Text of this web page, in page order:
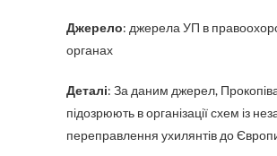
Джерело: джерела УП в
органах
Деталі: За даним джерел,
підозрюють в організації схем із
переправлення ухилянтів до